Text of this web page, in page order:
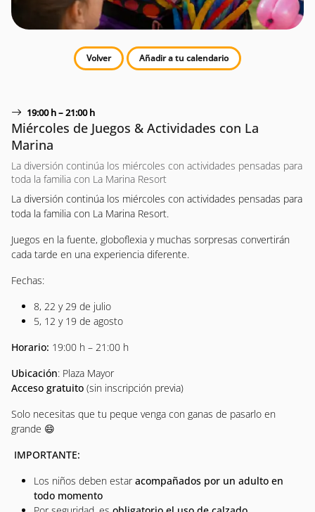
Volver Añadir a tu calendario
19:00 h – 21:00 h
Miércoles de Juegos & Actividades con La
Marina
La diversión continúa los miércoles con actividades pensadas para
toda la familia con La Marina Resort
La diversión continúa los miércoles con actividades pensadas para
toda la familia con La Marina Resort.
Juegos en la fuente, globoflexia y muchas sorpresas convertirán
cada tarde en una experiencia diferente.
Fechas:
8, 22 y 29 de julio
5, 12 y 19 de agosto
Horario: 19:00 h – 21:00 h
Ubicación: Plaza Mayor
Acceso gratuito (sin inscripción previa)
Solo necesitas que tu peque venga con ganas de pasarlo en
grande 😄
IMPORTANTE:
Los niños deben estaracompañados por un adulto en
todo momento